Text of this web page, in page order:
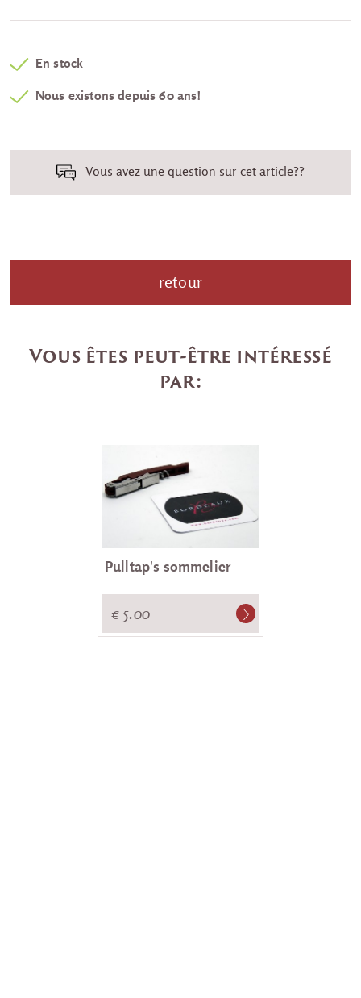
En stock
Nous existons depuis 60 ans!
Vous avez une question sur cet article??
retour
Vous êtes peut-être intéressé
par:
Pulltap's sommelier
€ 5.00